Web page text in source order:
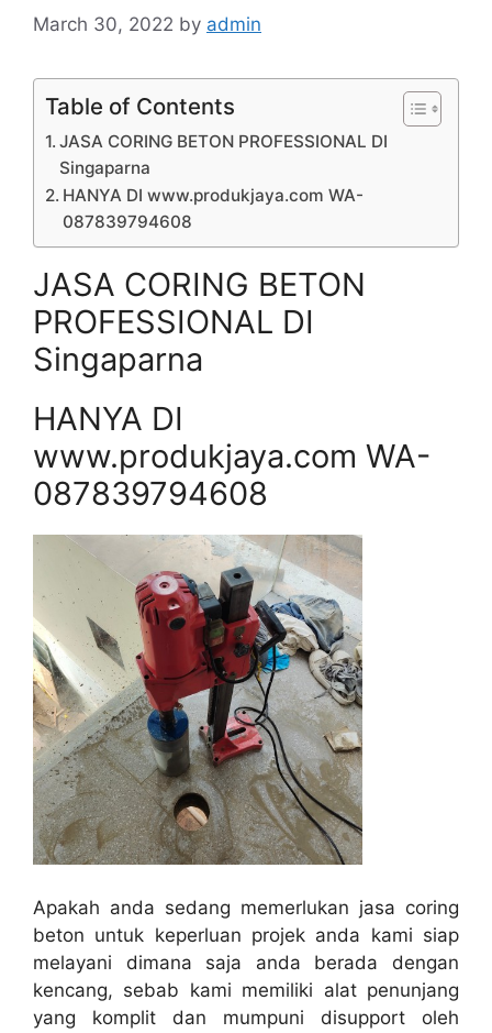
March 30, 2022 by admin
Table of Contents
JASA CORING BETON PROFESSIONAL DI
Singaparna
HANYA DI www.produkjaya.com WA-
087839794608
JASA CORING BETON
PROFESSIONAL DI
Singaparna
HANYA DI
www.produkjaya.com WA-
087839794608
Apakah anda sedang memerlukan jasa coring
beton untuk keperluan projek anda kami siap
melayani dimana saja anda berada dengan
kencang, sebab kami memiliki alat penunjang
yang komplit dan mumpuni disupport oleh